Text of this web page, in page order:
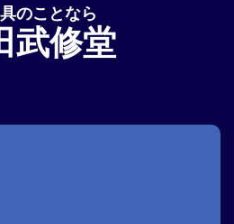
のことなら
武修堂